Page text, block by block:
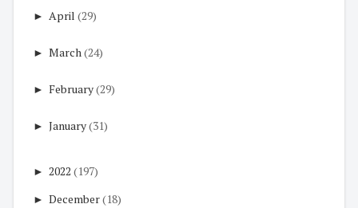
► April (29)
► March(24)
► February(29)
► January(31)
► 2022 (197)
► December(18)